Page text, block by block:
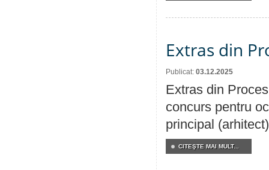
Extras din
Publicat: 03.12.2025
Extras din
concurs pentru
principal
CITEŞTE MAI MULT...